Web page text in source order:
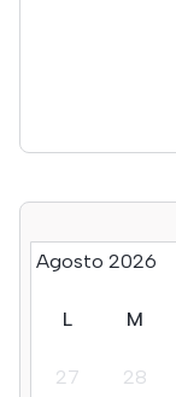
Agosto 2026
L M
27 28